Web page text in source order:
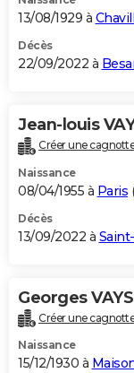
13/08/1929 à
Décès
22/09/2022 à
Jean-louis
Créer une
Naissance
08/04/1955 à Paris (
Décès
13/09/2022 à
Georges
Créer une
Naissance
15/12/1930 à